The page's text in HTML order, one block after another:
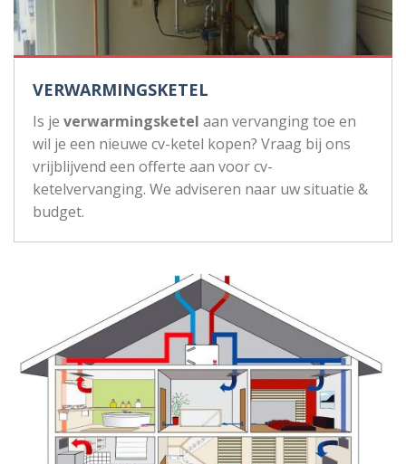
VERWARMINGSKETEL
Is je verwarmingsketel aan vervanging toe en
wil je een nieuwe cv-ketel kopen? Vraag bij ons
vrijblijvend een offerte aan voor cv-
ketelvervanging. We adviseren naar uw situatie &
budget.